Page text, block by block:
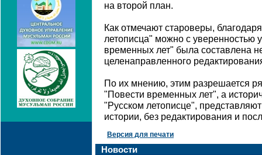
на второй план.
Как отмечают староверы,
летописца" можно с уверенностью
временных лет" была составлена
целенаправленного
По их мнению, этим разрешается
"Повести временных лет", а
"Русском летописце",
истории, без редактирования и
Версия для печати
Новости